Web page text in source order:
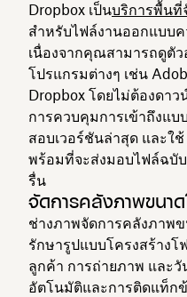
Dropbox เป็นบริการพื้นที่
สำหรับไฟล์งานออกแบบ
เนื่องจากคุณสามารถดูตั
โปรแกรมต่างๆ เช่น
Dropbox โดยไม่ต้องดาว
การควบคุมการเข้าถึงแบ
สอบเวอร์ชันล่าสุด และใช้
พร้อมที่จะส่งมอบไฟล์ฉบั
รื่น
จัดการคลังภาพขนา
ช่างภาพจัดการคลังภาพ
รักษารูปแบบโครงสร้างโ
ลูกค้า การถ่ายภาพ และ
อัตโนมัติและการติดแท็กข้